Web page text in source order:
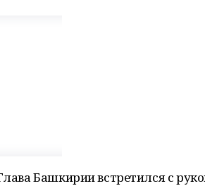
Башкирии встретился с